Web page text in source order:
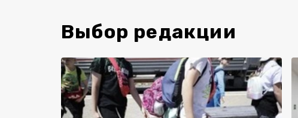
Выбор редакции